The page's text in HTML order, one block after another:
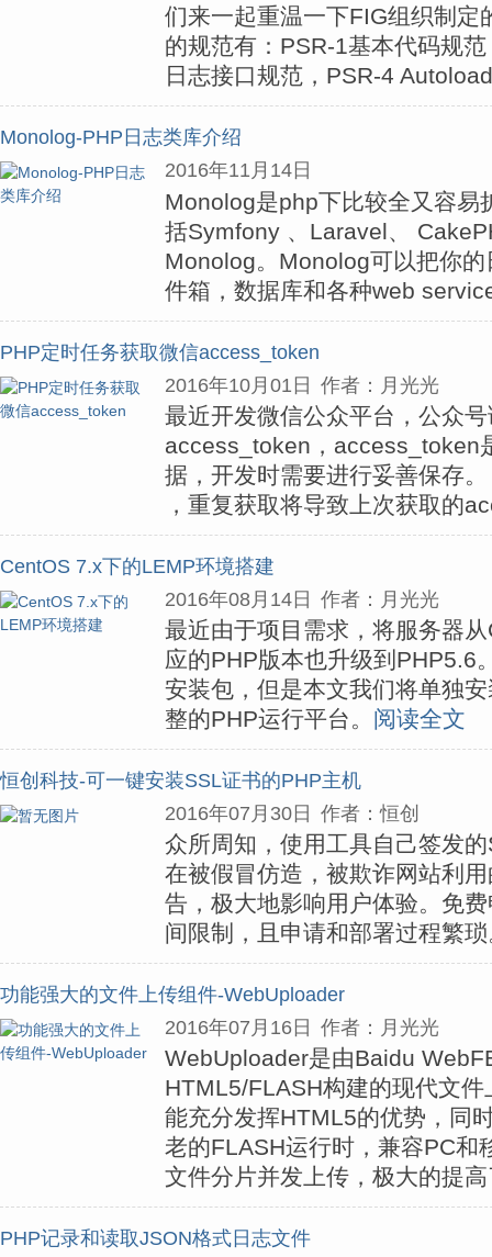
们来一起重温一下FIG组织制定
的规范有：PSR-1基本代码规
日志接口规范，PSR-4
Monolog-PHP日志类库介绍
2016年11月14日
Monolog是php下比较全又容易
括Symfony 、Laravel、
Monolog。Monolog可以把你
件箱，数据库和各种web
PHP定时任务获取微信access_token
2016年10月01日 作者：月光光
最近开发微信公众平台，公众
access_token，access_token
据，开发时需要进行妥善保存
，重复获取将导致上次获取的
CentOS 7.x下的LEMP环境搭建
2016年08月14日 作者：月光光
最近由于项目需求，将服务器
应的PHP版本也升级到PHP5.6
安装包，但是本文我们将单独
整的PHP运行平台。 阅读全文
恒创科技-可一键安装SSL证书的PHP主机
2016年07月30日 作者：恒创
众所周知，使用工具自己签发
在被假冒仿造，被欺诈网站利
告，极大地影响用户体验。免
间限制，且申请和部署过程繁
功能强大的文件上传组件-WebUploader
2016年07月16日 作者：月光光
WebUploader是由Baidu
HTML5/FLASH构建的现代文
能充分发挥HTML5的优势，同
老的FLASH运行时，兼容PC和
文件分片并发上传，极大的提
PHP记录和读取JSON格式日志文件